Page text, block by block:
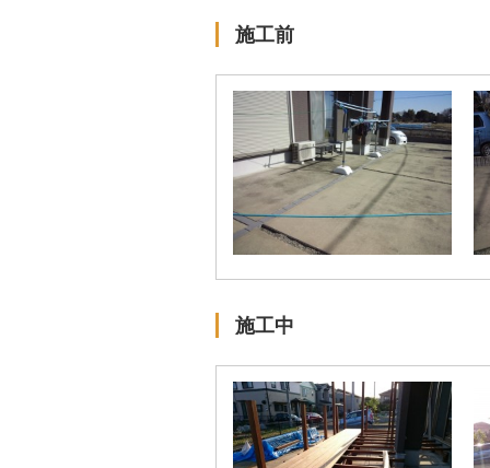
施工前
施工中